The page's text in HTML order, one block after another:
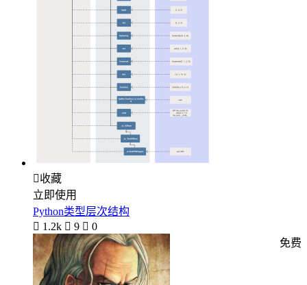
收藏
立即使用
Python类型层次结构
 1.2k  9  0
免费